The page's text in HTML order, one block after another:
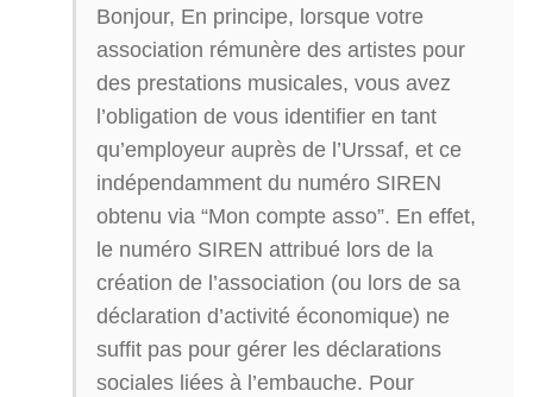
Bonjour, En principe, lorsque votre
association rémunère des artistes pour
des prestations musicales, vous avez
l’obligation de vous identifier en tant
qu’employeur auprès de l’Urssaf, et ce
indépendamment du numéro SIREN
obtenu via “Mon compte asso”. En effet,
le numéro SIREN attribué lors de la
création de l’association (ou lors de sa
déclaration d’activité économique) ne
suffit pas pour gérer les déclarations
sociales liées à l’embauche. Pour